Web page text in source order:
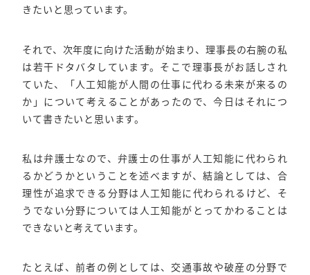
きたいと思っています。
それで、次年度に向けた活動が始まり、理事長の右腕の私
は若干ドタバタしています。そこで理事長がお話しされ
ていた、「人工知能が人間の仕事に代わる未来が来るの
か」について考えることがあったので、今日はそれにつ
いて書きたいと思います。
私は弁護士なので、弁護士の仕事が人工知能に代わられ
るかどうかということを述べますが、結論としては、合
理性が追求できる分野は人工知能に代わられるけど、そ
うでない分野については人工知能がとってかわることは
できないと考えています。
たとえば、前者の例としては、交通事故や破産の分野で